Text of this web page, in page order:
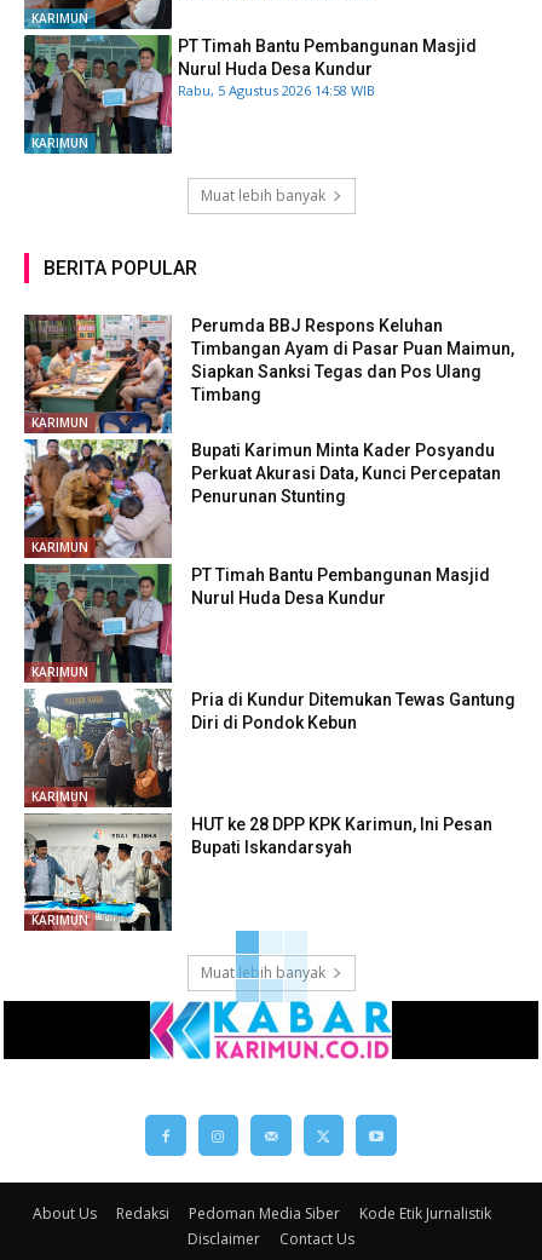
KARIMUN
KARIMUN
PT Timah Bantu Pembangunan Masjid
Nurul Huda Desa Kundur
Rabu, 5 Agustus 2026 14:58 WIB
Muat lebih banyak
BERITA POPULAR
KARIMUN
Perumda BBJ Respons Keluhan
Timbangan Ayam di Pasar Puan Maimun,
Siapkan Sanksi Tegas dan Pos Ulang
Timbang
KARIMUN
Bupati Karimun Minta Kader Posyandu
Perkuat Akurasi Data, Kunci Percepatan
Penurunan Stunting
KARIMUN
PT Timah Bantu Pembangunan Masjid
Nurul Huda Desa Kundur
KARIMUN
Pria di Kundur Ditemukan Tewas Gantung
Diri di Pondok Kebun
KARIMUN
HUT ke 28 DPP KPK Karimun, Ini Pesan
Bupati Iskandarsyah
Muat lebih banyak
About Us Redaksi Pedoman Media Siber
Kode Etik Jurnalistik
Disclaimer
Contact Us